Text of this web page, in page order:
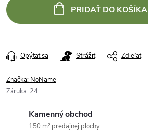
PRIDAŤ DO KOŠÍKA
Opýtať sa Strážiť Zdieľať
Značka: NoName
Záruka: 24
Kamenný obchod
150 m² predajnej plochy